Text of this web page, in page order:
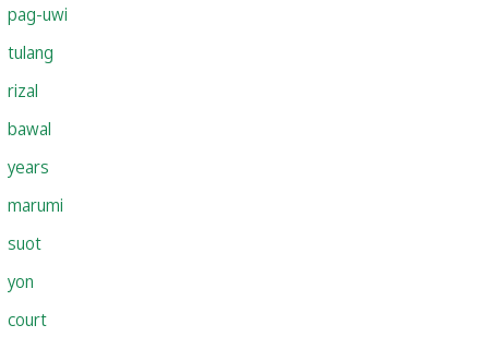
pag-uwi
tulang
rizal
bawal
years
marumi
suot
yon
court